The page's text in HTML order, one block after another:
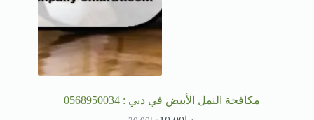
مكافحة النمل الأبيض في دبي : 0568950034